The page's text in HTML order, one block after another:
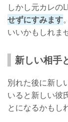
しかし元カレの
せずにすみます
いいかもしれま
新しい相手
別れた後に新し
いると新しい彼
とになるかもし